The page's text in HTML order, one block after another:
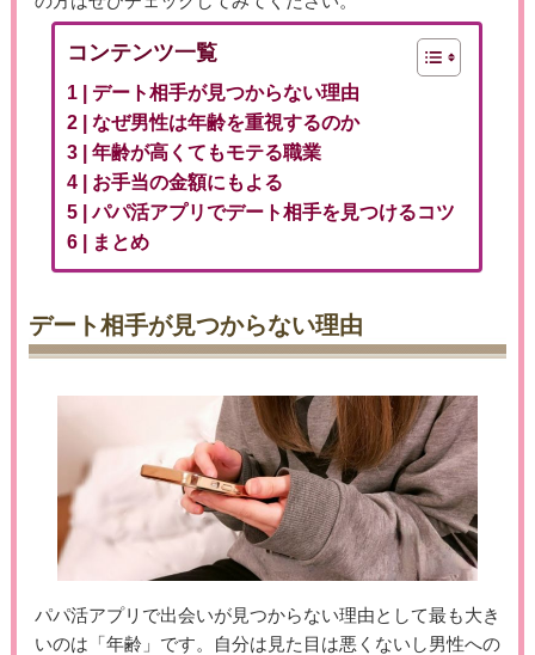
コンテンツ一覧
デート相手が見つからない理由
なぜ男性は年齢を重視するのか
年齢が高くてもモテる職業
お手当の金額にもよる
パパ活アプリでデート相手を見つけるコツ
まとめ
デート相手が見つからない理由
パパ活アプリで出会いが見つからない理由として最も大き
いのは「年齢」です。自分は見た目は悪くないし男性への